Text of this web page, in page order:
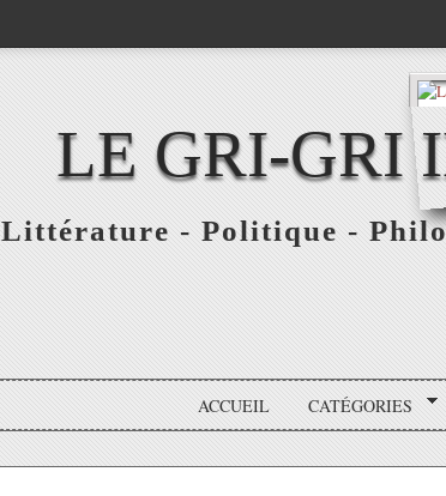
LE GRI-GRI
Littérature - Politique -
ACCUEIL CATÉGORIES